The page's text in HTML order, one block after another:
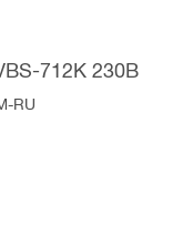
712K 230В
RU